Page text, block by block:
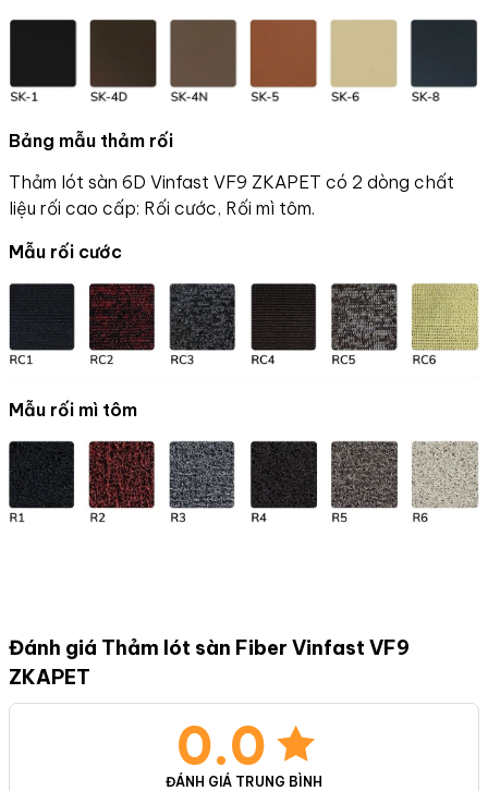
Bảng mẫu thảm rối
Thảm lót sàn 6D Vinfast VF9 ZKAPET có 2 dòng chất
liệu rối cao cấp: Rối cước, Rối mì tôm.
Mẫu rối cước
Mẫu rối mì tôm
Đánh giá Thảm lót sàn Fiber Vinfast VF9
ZKAPET
0.0
ĐÁNH GIÁ TRUNG BÌNH